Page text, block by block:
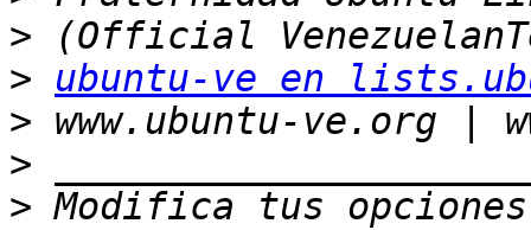
>
>
ubuntu-ve en
>
>
> Modifica tus